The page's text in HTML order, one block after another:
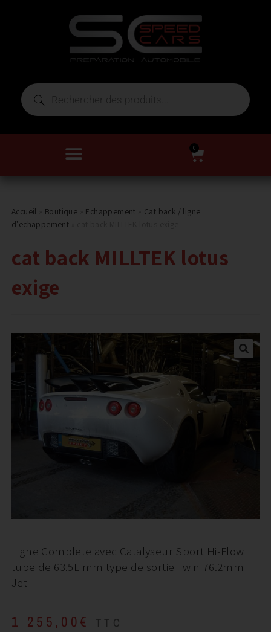
0
Accueil Boutique Echappement
Cat back / ligne
d'echappement
cat back MILLTEK lotus
exige
Ligne Complete avec Catalyseur Sport Hi-Flow
tube de 63.5L mm type de sortie Twin 76.2mm
Jet
1 255,00 € TTC